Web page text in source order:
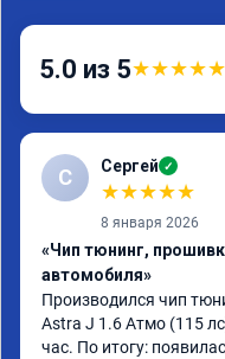
5.0 из 5★★★★★
С Сергей ✓
★★★★★
8 января 2026
«Чип тюнинг,
автомобиля»
Производился чип
Astra J 1.6 Атмо (115
час. По итогу: